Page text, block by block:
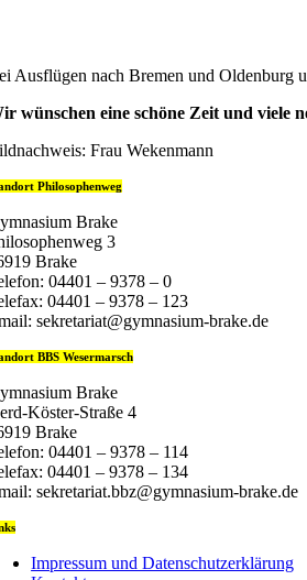
Ausflügen nach Bremen und Oldenburg
wünschen eine schöne Zeit und viele
Frau Wekenmann
Philosophenweg
Brake
3
Brake
04401 – 9378 – 0
04401 – 9378 – 123
sekretariat@gymnasium-brake.de
BBS Wesermarsch
Brake
Köster-Straße 4
Brake
04401 – 9378 – 114
04401 – 9378 – 134
sekretariat.bbz@gymnasium-brake.de
Impressum und Datenschutzerklärung